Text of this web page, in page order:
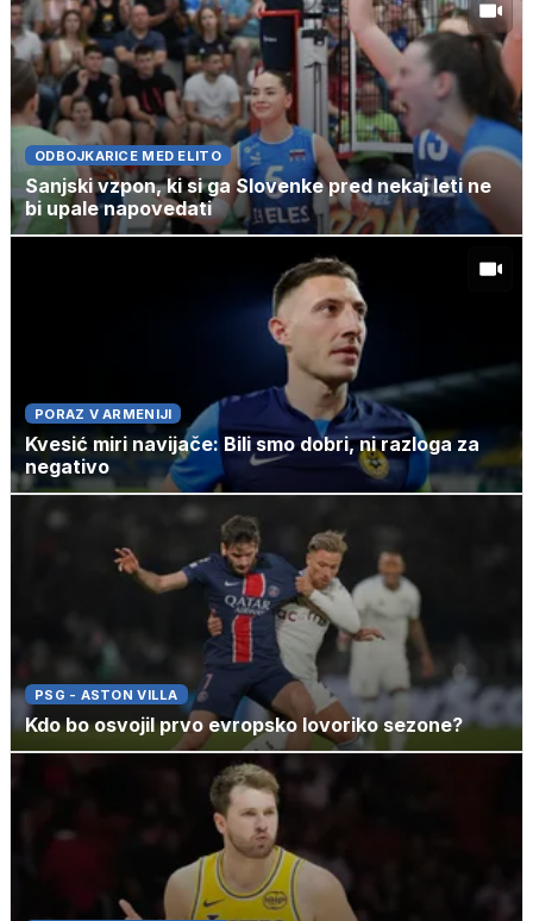
ODBOJKARICE MED ELITO
Sanjski vzpon, ki si ga Slovenke pred nekaj leti ne
bi upale napovedati
PORAZ V ARMENIJI
Kvesić miri navijače: Bili smo dobri, ni razloga za
negativo
PSG - ASTON VILLA
Kdo bo osvojil prvo evropsko lovoriko sezone?